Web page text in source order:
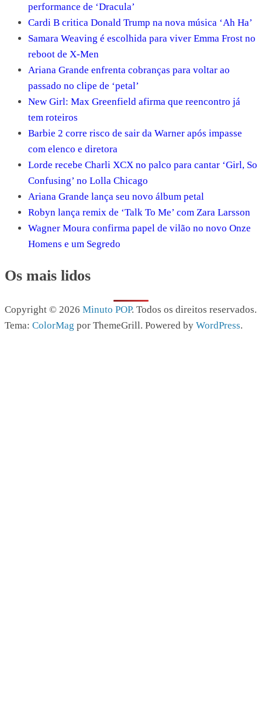
performance de ‘Dracula’
Cardi B critica Donald Trump na nova música ‘Ah Ha’
Samara Weaving é escolhida para viver Emma Frost no
reboot de X-Men
Ariana Grande enfrenta cobranças para voltar ao
passado no clipe de ‘petal’
New Girl: Max Greenfield afirma que reencontro já
tem roteiros
Barbie 2 corre risco de sair da Warner após impasse
com elenco e diretora
Lorde recebe Charli XCX no palco para cantar ‘Girl, So
Confusing’ no Lolla Chicago
Ariana Grande lança seu novo álbum petal
Robyn lança remix de ‘Talk To Me’ com Zara Larsson
Wagner Moura confirma papel de vilão no novo Onze
Homens e um Segredo
Os mais lidos
Copyright © 2026 Minuto POP. Todos os direitos reservados.
Tema: ColorMag por ThemeGrill. Powered by WordPress.